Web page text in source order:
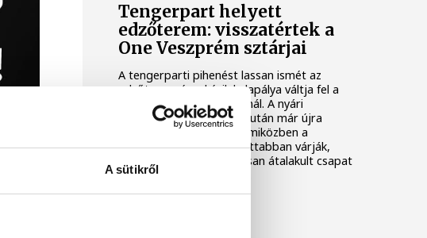
A sütikről
Tengerpart helyett
edzőterem: visszatértek a
One Veszprém sztárjai
A tengerparti pihenést lassan ismét az
edzőterem és a kézilabdapálya váltja fel a
One Veszprém játékosainál. A nyári
szabadság utolsó napjai után már újra
együtt dolgozik a keret, miközben a
szurkolók is egyre izgatottabban várják,
mire lesz képes az alaposan átalakult csapat
az előttünk álló idényben.